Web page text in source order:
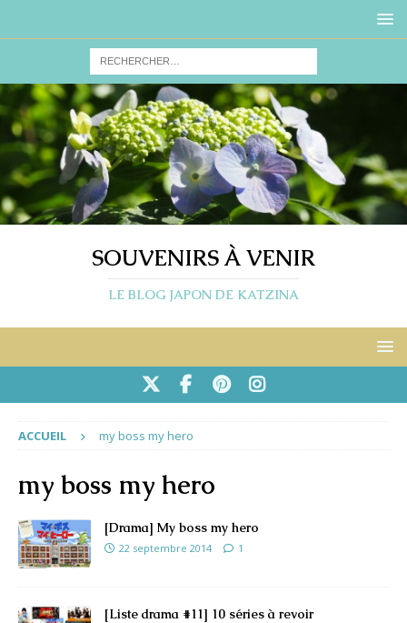
SOUVENIRS À VENIR
LE BLOG JAPON DE KATZINA
ACCUEIL my boss my hero
my boss my hero
[Drama] My boss my hero
22 septembre 2014 1
[Liste drama #11] 10 séries à revoir